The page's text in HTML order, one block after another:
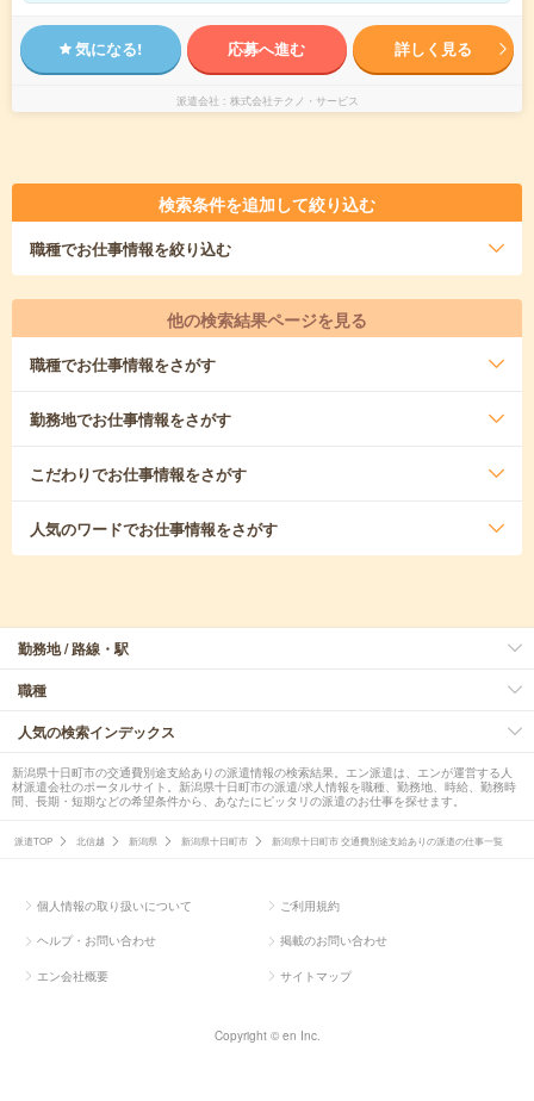
気になる! 応募へ進む 詳しく見る
派遣会社 株式会社テクノ・サービス
検索条件を追加して絞り込む
職種でお仕事情報を絞り込む
他の検索結果ページを見る
職種でお仕事情報をさがす
勤務地でお仕事情報をさがす
こだわりでお仕事情報をさがす
人気のワードでお仕事情報をさがす
勤務地 / 路線・駅
職種
人気の検索インデックス
新潟県十日町市の交通費別途支給ありの派遣情報の検索結果。エン派遣は、エンが運営する人
材派遣会社のポータルサイト。新潟県十日町市の派遣/求人情報を職種、勤務地、時給、勤務時
間、長期・短期などの希望条件から、あなたにピッタリの派遣のお仕事を探せます。
派遣TOP 北信越 新潟県 新潟県十日町市 新潟県十日町市 交通費別途支給ありの派遣の仕事一覧
個人情報の取り扱いについて ご利用規約
ヘルプ・お問い合わせ 掲載のお問い合わせ
エン会社概要 サイトマップ
Copyright © en Inc.